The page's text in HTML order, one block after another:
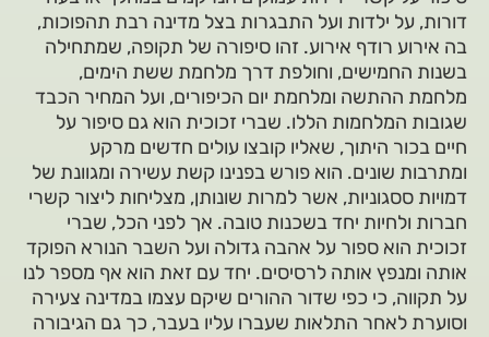
דורות, על ילדות ועל התבגרות בצל מדינה רבת תהפוכות,
בה אירוע רודף אירוע. זהו סיפורה של תקופה, שמתחילה
בשנות החמישים, וחולפת דרך מלחמת ששת הימים,
מלחמת ההתשה ומלחמת יום הכיפורים, ועל המחיר הכבד
שגובות המלחמות הללו. שברי זכוכית הוא גם סיפור על
חיים בכור היתוך, שאליו קובצו עולים חדשים מרקע
ומתרבות שונים. הוא פורש בפנינו קשת עשירה ומגוונת של
דמויות ססגוניות, אשר למרות שונותן, מצליחות ליצור קשרי
חברות ולחיות יחד בשכנות טובה. אך לפני הכל, שברי
זכוכית הוא ספור על אהבה גדולה ועל השבר הנורא הפוקד
אותה ומנפץ אותה לרסיסים. יחד עם זאת הוא אף מספר לנו
על תקווה, כי כפי שדור ההורים שיקם עצמו במדינה צעירה
וסוערת לאחר התלאות שעברו עליו בעבר, כך גם הגיבורה